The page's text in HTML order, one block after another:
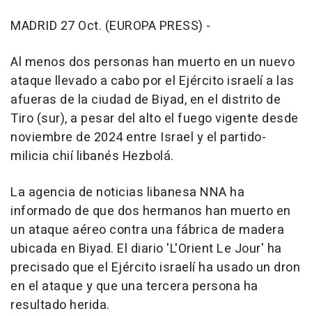
MADRID 27 Oct. (EUROPA PRESS) -
Al menos dos personas han muerto en un nuevo
ataque llevado a cabo por el Ejército israelí a las
afueras de la ciudad de Biyad, en el distrito de
Tiro (sur), a pesar del alto el fuego vigente desde
noviembre de 2024 entre Israel y el partido-
milicia chií libanés Hezbolá.
La agencia de noticias libanesa NNA ha
informado de que dos hermanos han muerto en
un ataque aéreo contra una fábrica de madera
ubicada en Biyad. El diario 'L'Orient Le Jour' ha
precisado que el Ejército israelí ha usado un dron
en el ataque y que una tercera persona ha
resultado herida.